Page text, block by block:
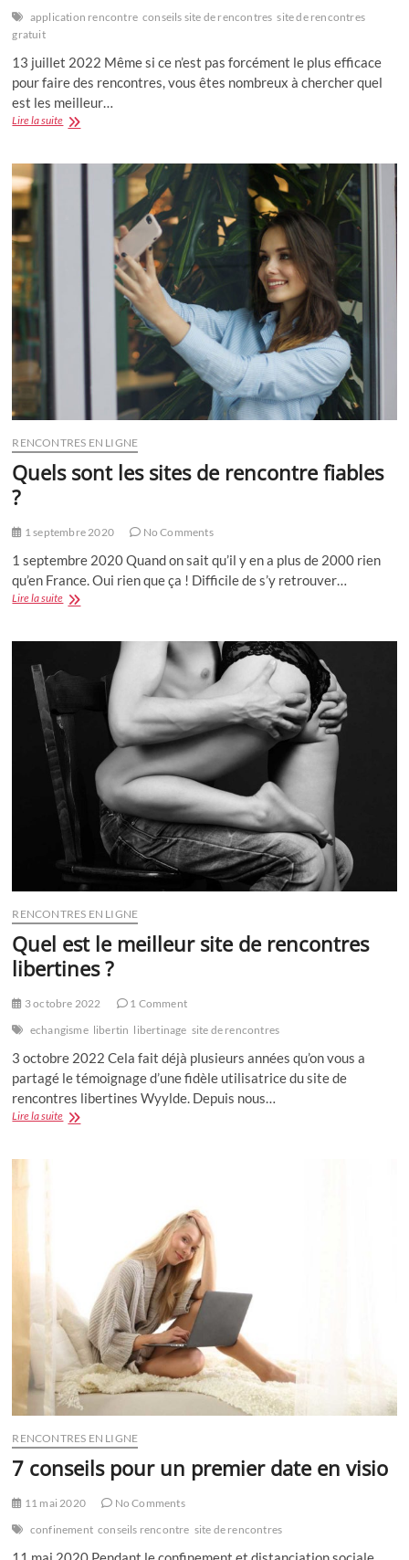
application rencontre conseils site de rencontres site de rencontres
gratuit
13 juillet 2022 Même si ce n’est pas forcément le plus efficace
pour faire des rencontres, vous êtes nombreux à chercher quel
est les meilleur…
Lire la suiteQuel
RENCONTRES EN LIGNE
Quels sont les sites de rencontre fiables
?
1 septembre 2020 No Comments
1 septembre 2020 Quand on sait qu’il y en a plus de 2000 rien
qu’en France. Oui rien que ça ! Difficile de s’y retrouver…
Lire la suiteQuels
sites
rencontre
?
RENCONTRES EN LIGNE
Quel est le meilleur site de rencontres
libertines ?
3 octobre 2022
1 Comment
echangisme libertin libertinage site de rencontres
3 octobre 2022 Cela fait déjà plusieurs années qu’on vous a
partagé le témoignage d’une fidèle utilisatrice du site de
rencontres libertines Wyylde. Depuis nous…
Lire la suiteQuel
RENCONTRES EN LIGNE
7 conseils pour un premier date en visio
11 mai 2020
No Comments
confinement conseils rencontre site de rencontres